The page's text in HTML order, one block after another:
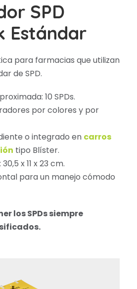
SPD
Estándar
para farmacias que utilizan
de SPD.
10 SPDs.
por colores y por
o integrado en carros
tipo Blíster.
x 11 x 23 cm.
para un manejo cómodo
los SPDs siempre